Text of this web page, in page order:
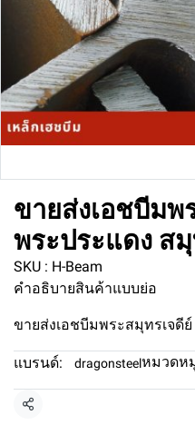
ขายส่งเอชบีมพ
พระประแดง ส
SKU : H-Beam
คำอธิบายสินค้าแบบย่อ
ขายส่งเอชบีมพระสมุทรเจดีย์
แบรนด์: dragonsteelหมวดห
แชร์